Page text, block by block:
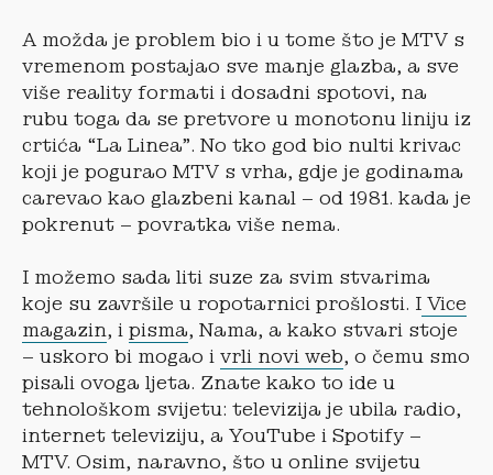
A možda je problem bio i u tome što je MTV s
vremenom postajao sve manje glazba, a sve
više reality formati i dosadni spotovi, na
rubu toga da se pretvore u monotonu liniju iz
crtića “La Linea”. No tko god bio nulti krivac
koji je pogurao MTV s vrha, gdje je godinama
carevao kao glazbeni kanal – od 1981. kada je
pokrenut – povratka više nema.
I možemo sada liti suze za svim stvarima
koje su završile u ropotarnici prošlosti. I Vice
magazin, i pisma, Nama, a kako stvari stoje
– uskoro bi mogao i vrli novi web, o čemu smo
pisali ovoga ljeta. Znate kako to ide u
tehnološkom svijetu: televizija je ubila radio,
internet televiziju, a YouTube i Spotify –
MTV. Osim, naravno, što u online svijetu